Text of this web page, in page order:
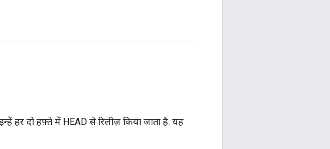
हर दो हफ़्ते में HEAD से रिलीज़ किया जाता है. यह